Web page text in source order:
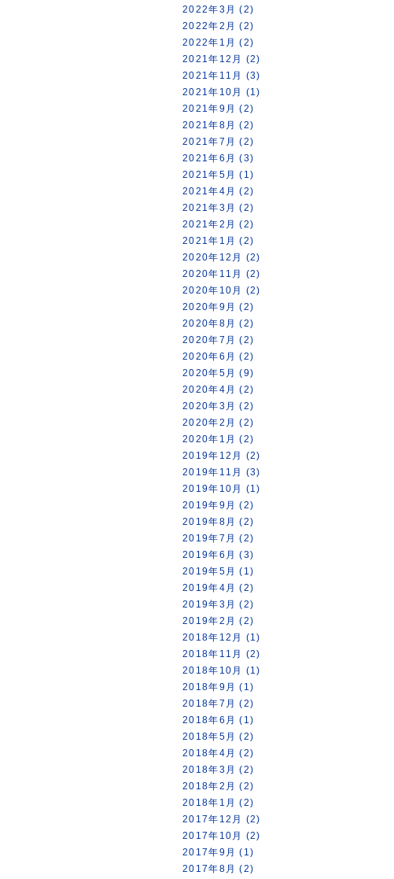
2022年3月 (2)
2022年2月 (2)
2022年1月 (2)
2021年12月 (2)
2021年11月 (3)
2021年10月 (1)
2021年9月 (2)
2021年8月 (2)
2021年7月 (2)
2021年6月 (3)
2021年5月 (1)
2021年4月 (2)
2021年3月 (2)
2021年2月 (2)
2021年1月 (2)
2020年12月 (2)
2020年11月 (2)
2020年10月 (2)
2020年9月 (2)
2020年8月 (2)
2020年7月 (2)
2020年6月 (2)
2020年5月 (9)
2020年4月 (2)
2020年3月 (2)
2020年2月 (2)
2020年1月 (2)
2019年12月 (2)
2019年11月 (3)
2019年10月 (1)
2019年9月 (2)
2019年8月 (2)
2019年7月 (2)
2019年6月 (3)
2019年5月 (1)
2019年4月 (2)
2019年3月 (2)
2019年2月 (2)
2018年12月 (1)
2018年11月 (2)
2018年10月 (1)
2018年9月 (1)
2018年7月 (2)
2018年6月 (1)
2018年5月 (2)
2018年4月 (2)
2018年3月 (2)
2018年2月 (2)
2018年1月 (2)
2017年12月 (2)
2017年10月 (2)
2017年9月 (1)
2017年8月 (2)